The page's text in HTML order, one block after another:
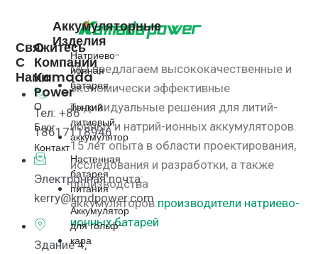
Мы предлагаем высококачественные и
экономически эффективные
индивидуальные решения для литий-
ионных и натрий-ионных аккумуляторов.
15 лет опыта в области проектирования,
исследования и разработки, а также
производства
аккумуляторов. производители натриево-
ионных батарей
Аккумуляторные
Изделия
Натриево-
ионная
батарея
Тонкий
литиевый
аккумулятор
Настенная
батарея
питания
Аккумулятор
для гольф-
кара
О
Компании
Kamada
Power
О
Блог
Контакт
Свяжитесь
С
Нами
Тел: +86
18617118946
Электронная почта:
kerry@kmdpower.com
Здание 4,